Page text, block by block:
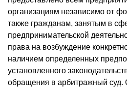
организациям независимо от
также гражданам, занятым в
предпринимательской
права на возбуждение
наличием определенных
установленного
обращения в арбитражный суд.